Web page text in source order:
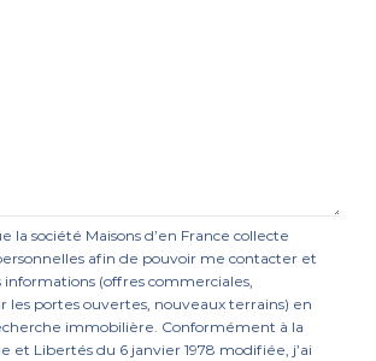
la société Maisons d’en France collecte
afin de pouvoir me contacter et
informations (offres commerciales,
les portes ouvertes, nouveaux terrains) en
immobilière. Conformément à la
et Libertés du 6 janvier 1978 modifiée, j’ai